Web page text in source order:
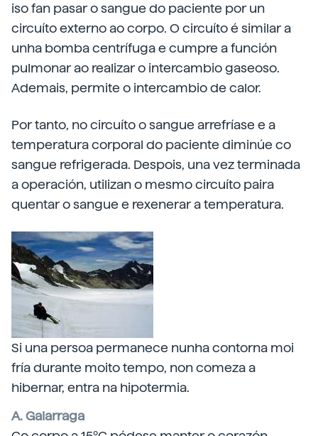
iso fan pasar o sangue do paciente por un
circuíto externo ao corpo. O circuíto é similar a
unha bomba centrífuga e cumpre a función
pulmonar ao realizar o intercambio gaseoso.
Ademais, permite o intercambio de calor.
Por tanto, no circuíto o sangue arrefríase e a
temperatura corporal do paciente diminúe co
sangue refrigerada. Despois, una vez terminada
a operación, utilizan o mesmo circuíto paira
quentar o sangue e rexenerar a temperatura.
Si una persoa permanece nunha contorna moi
fría durante moito tempo, non comeza a
hibernar, entra na hipotermia.
A. Galarraga